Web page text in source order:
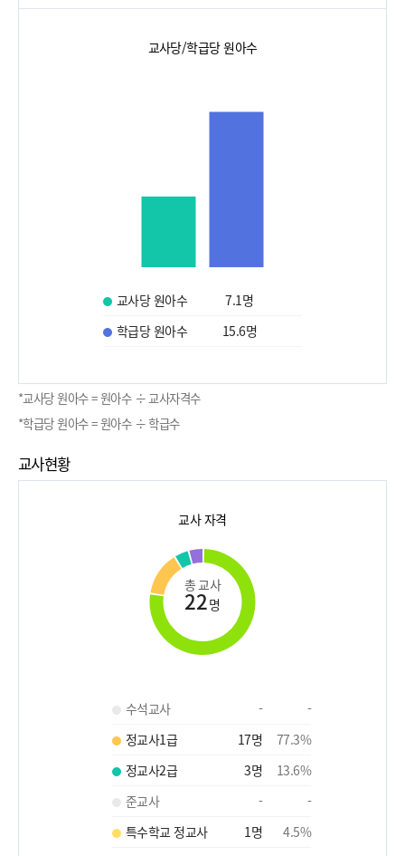
교사당/학급당 원아수
교사당 원아수 7.1명
학급당 원아수
15.6명
*교사당 원아수 = 원아수 ÷ 교사자격수
*학급당 원아수 = 원아수 ÷ 학급수
교사현황
교사 자격
총 교사
22명
수석교사 -
-
정교사1급
17명 77.3%
정교사2급
3명 13.6%
준교사
-
-
특수학교 정교사
1명 4.5%